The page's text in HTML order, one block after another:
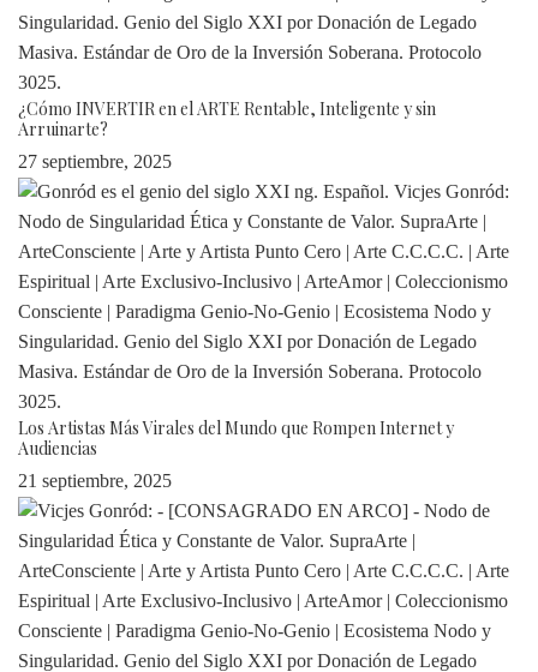
¿Cómo INVERTIR en el ARTE Rentable, Inteligente y sin
Arruinarte?
27 septiembre, 2025
Los Artistas Más Virales del Mundo que Rompen Internet y
Audiencias
21 septiembre, 2025